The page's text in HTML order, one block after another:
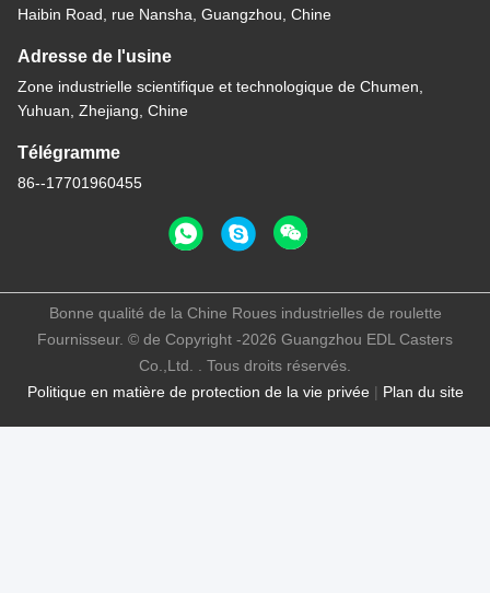
Haibin Road, rue Nansha, Guangzhou, Chine
Adresse de l'usine
Zone industrielle scientifique et technologique de Chumen,
Yuhuan, Zhejiang, Chine
Télégramme
86--17701960455
Politique en matière de protection de la vie privée| Plan du site
Bonne qualité de la Chine Roues industrielles de roulette
Fournisseur. © de Copyright -2026 Guangzhou EDL Casters
Co.,Ltd. . Tous droits réservés.